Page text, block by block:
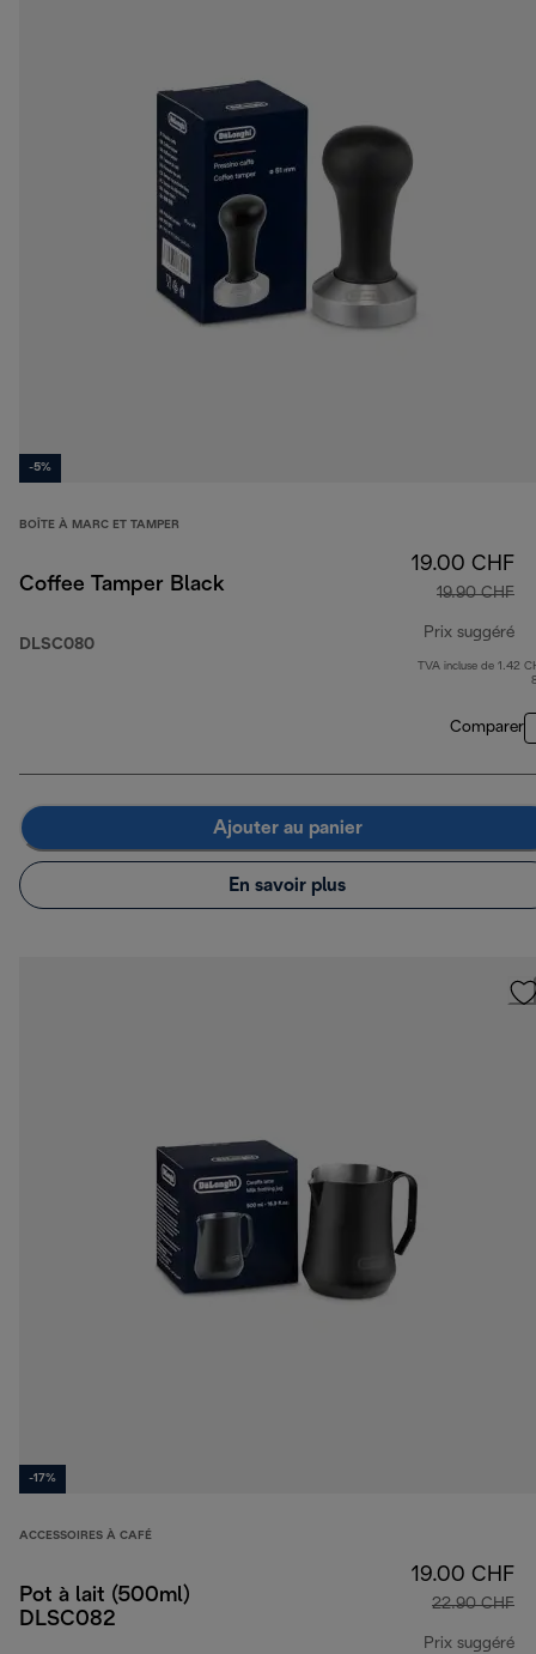
-5%
BOÎTE À MARC ET TAMPER
Coffee Tamper Black
DLSC080
19.00 CHF
19.90 CHF
Prix suggéré
TVA incluse de 1.42
Comparer
Ajouter au panier
En savoir plus
-17%
ACCESSOIRES À CAFÉ
Pot à lait (500ml)
DLSC082
19.00 CHF
22.90 CHF
Prix suggéré